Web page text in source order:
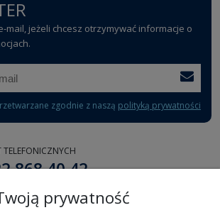
mail, jeżeli chcesz otrzymywać informacje o
zgodnie z naszą polityką prywatności
TELEFONICZNYCH
868 40 42
prywatność